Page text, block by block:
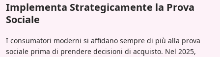
Implementa Strategicamente la Prova
Sociale
I consumatori moderni si affidano sempre di più alla prova
sociale prima di prendere decisioni di acquisto. Nel 2025,